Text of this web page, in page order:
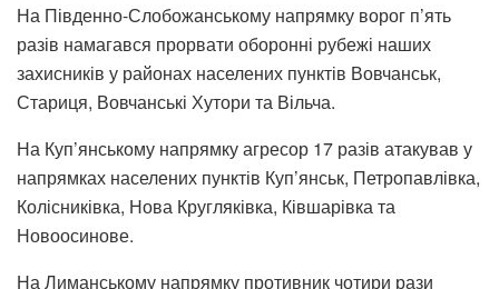
На Південно-Слобожанському напрямку ворог п’ять
разів намагався прорвати оборонні рубежі наших
захисників у районах населених пунктів Вовчанськ,
Стариця, Вовчанські Хутори та Вільча.
На Куп’янському напрямку агресор 17 разів атакував у
напрямках населених пунктів Куп’янськ, Петропавлівка,
Колісниківка, Нова Кругляківка, Ківшарівка та
Новоосинове.
На Лиманському напрямку противник чотири рази